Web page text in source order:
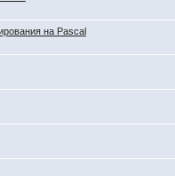
на Pascal